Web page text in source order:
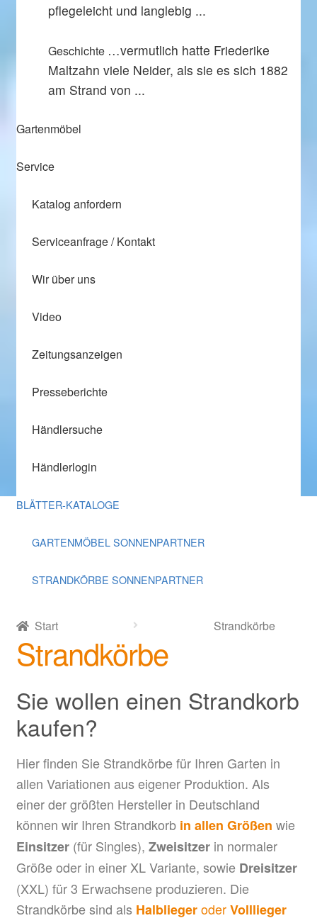
pflegeleicht und langlebig ...
Geschichte …vermutlich hatte Friederike
Maltzahn viele Neider, als sie es sich 1882
am Strand von ...
Gartenmöbel
Service
Katalog anfordern
Serviceanfrage / Kontakt
Wir über uns
Video
Zeitungsanzeigen
Presseberichte
Händlersuche
Händlerlogin
BLÄTTER-KATALOGE
GARTENMÖBEL SONNENPARTNER
STRANDKÖRBE SONNENPARTNER
Start Strandkörbe
Strandkörbe
Sie wollen einen Strandkorb
kaufen?
Hier finden Sie Strandkörbe für Ihren Garten in
allen Variationen aus eigener Produktion. Als
einer der größten Hersteller in Deutschland
können wir Ihren Strandkorb in allen Größen wie
Einsitzer(für Singles), Zweisitzerin normaler
Größe oder in einer XL Variante, sowie Dreisitzer
(XXL) für 3 Erwachsene produzieren. Die
Strandkörbe sind als HalbliegeroderVolllieger